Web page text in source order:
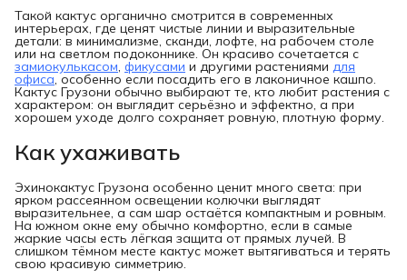
Такой кактус органично смотрится в современных
интерьерах, где ценят чистые линии и выразительные
детали: в минимализме, сканди, лофте, на рабочем столе
или на светлом подоконнике. Он красиво сочетается с
замиокулькасом фикусами и другими растениями для
офиса , особенно если посадить его в лаконичное кашпо.
Кактус Грузони обычно выбирают те, кто любит растения с
характером: он выглядит серьёзно и эффектно, а при
хорошем уходе долго сохраняет ровную, плотную форму.
Как ухаживать
Эхинокактус Грузона особенно ценит много света: при
ярком рассеянном освещении колючки выглядят
выразительнее, а сам шар остаётся компактным и ровным.
На южном окне ему обычно комфортно, если в самые
жаркие часы есть лёгкая защита от прямых лучей. В
слишком тёмном месте кактус может вытягиваться и терять
свою красивую симметрию.